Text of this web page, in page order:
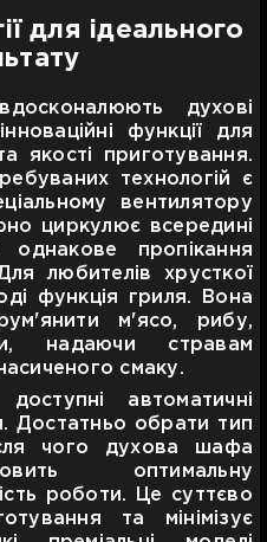
для ідеального
духові
функції для
якості приготування.
технологій є
вентилятору
циркулює всередині
однакове пропікання
любителів хрусткої
функція гриля. Вона
м'ясо, рибу,
надаючи стравам
смаку.
автоматичні
Достатньо обрати тип
чого духова шафа
оптимальну
роботи. Це суттєво
та мінімізує